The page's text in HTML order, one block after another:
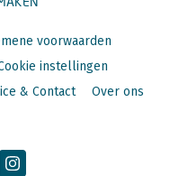
voorwaarden
instellingen
& Contact Over ons